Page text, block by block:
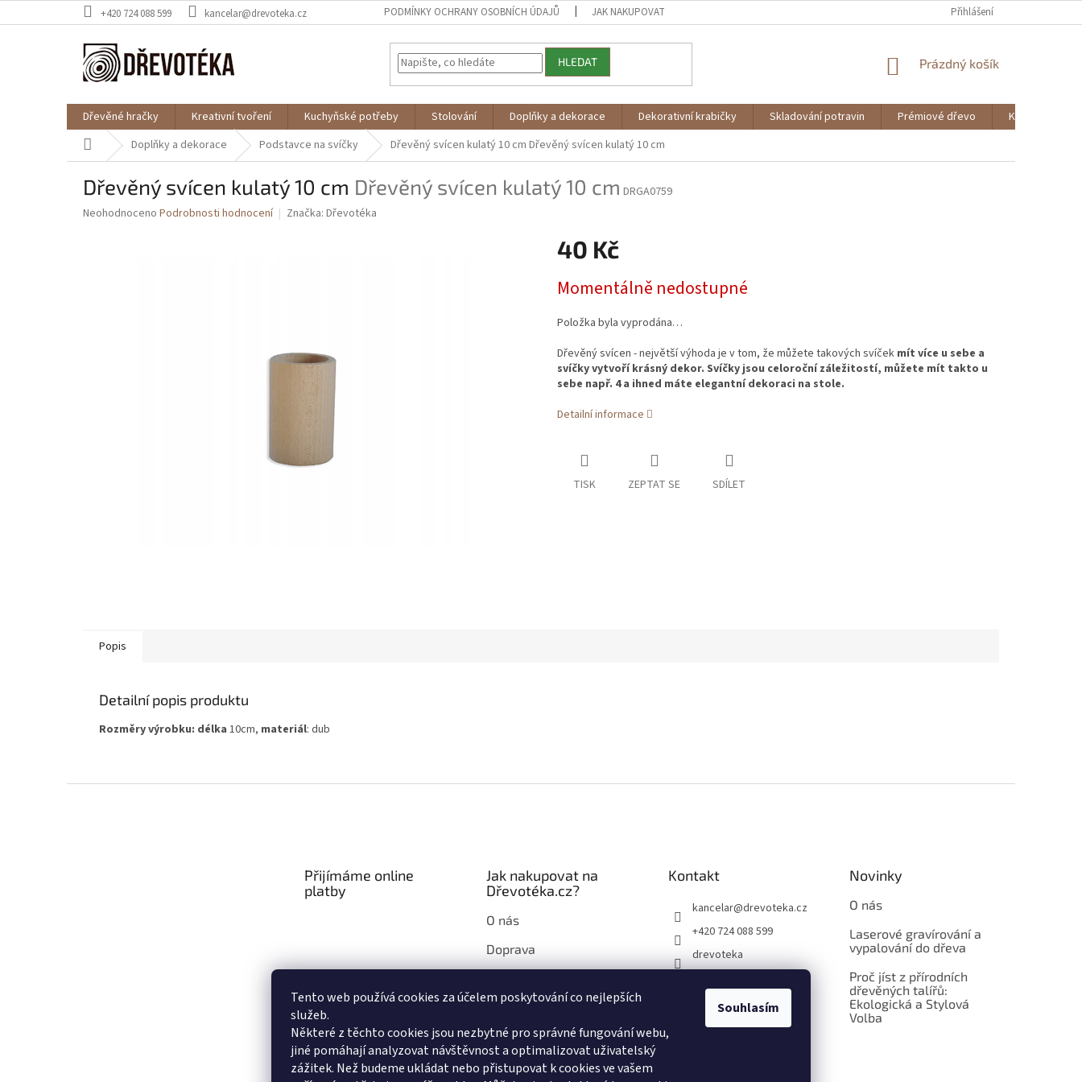
Tento web používá cookies za účelem poskytování co nejlepších
služeb.
Některé z těchto cookies jsou nezbytné pro správné fungování webu,
jiné pomáhají analyzovat návštěvnost a optimalizovat uživatelský
zážitek. Než budeme ukládat nebo přistupovat k cookies ve vašem
Souhlasím
na
+420 724 088 599 kancelar@drevoteka.cz PODMÍNKY OCHRANY OSOBNÍCH ÚDAJŮ JAK NAKUPOVAT Přihlášení
HLEDAT
NÁKUPNÍ
Prázdný košík
Dřevěné hračky Kreativní tvoření Kuchyňské potřeby Stolování Doplňky a dekorace Dekorativní krabičky Skladování potravin Prémiové dřevo
Knihy
Domů Doplňky a dekorace Podstavce na svíčky Dřevěný svícen kulatý 10 cm Dřevěný svícen kulatý 10 cm
Dřevěný svícen kulatý 10 cm Dřevěný svícen kulatý 10 cm DRGA0759
Průměrné
Neohodnoceno Podrobnosti hodnocení Značka: Dřevotéka
40 Kč
cena:
Momentálně nedostupné
Položka byla vyprodána…
Dřevěný svícen - největší výhoda je v tom, že můžete takových svíček mít více u sebe a
svíčky vytvoří krásný dekor. Svíčky jsou celoroční záležitostí, můžete mít takto u
sebe např. 4 a ihned máte elegantní dekoraci na stole.
Detailní informace
TISK ZEPTAT SE SDÍLET
Popis
Detailní popis produktu
Rozměry výrobku: délka 10cm, materiál: dub
Přijímáme online
platby
Jak nakupovat na
Dřevotéka.cz?
O nás
Doprava
Dřevotéka.cz
Kontakt
kancelar@drevoteka.cz
+420 724 088 599
drevoteka
Novinky
O nás
Laserové gravírování a
vypalování do dřeva
Proč jíst z přírodních
dřevěných talířů:
Ekologická a Stylová
Volba